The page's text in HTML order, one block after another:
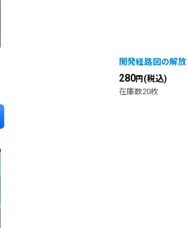
開発経路図の解放
280円 (税込)
在庫数20枚